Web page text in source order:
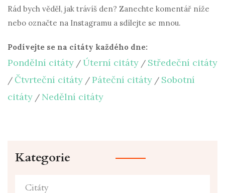
Rád bych věděl, jak trávíš den? Zanechte komentář níže
nebo označte na Instagramu a sdílejte se mnou.
Podívejte se na citáty každého dne:
Pondělní citáty / Úterní citáty / Středeční citáty
/ Čtvrteční citáty / Páteční citáty / Sobotní
citáty / Nedělní citáty
Kategorie
Citáty